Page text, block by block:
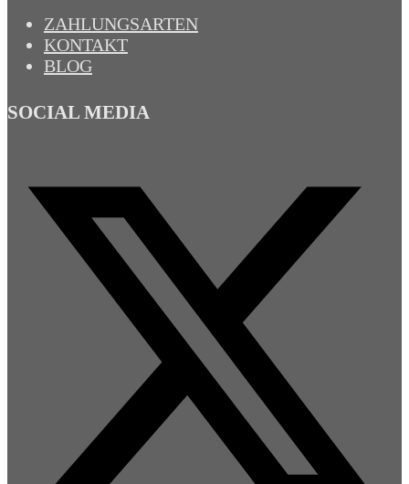
ZAHLUNGSARTEN
KONTAKT
BLOG
SOCIAL MEDIA